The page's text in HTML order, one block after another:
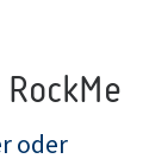
oder